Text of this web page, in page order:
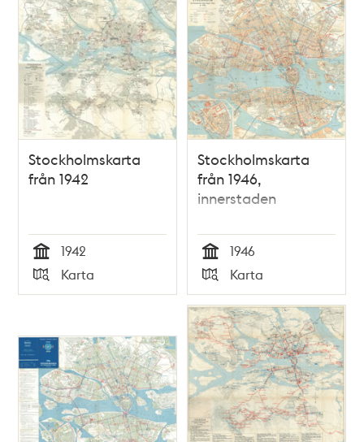
Stockholmskarta
från 1942
Tid
1942
Typ
Karta
Stockholmskarta
från 1946,
innerstaden
Tid
1946
Typ
Karta